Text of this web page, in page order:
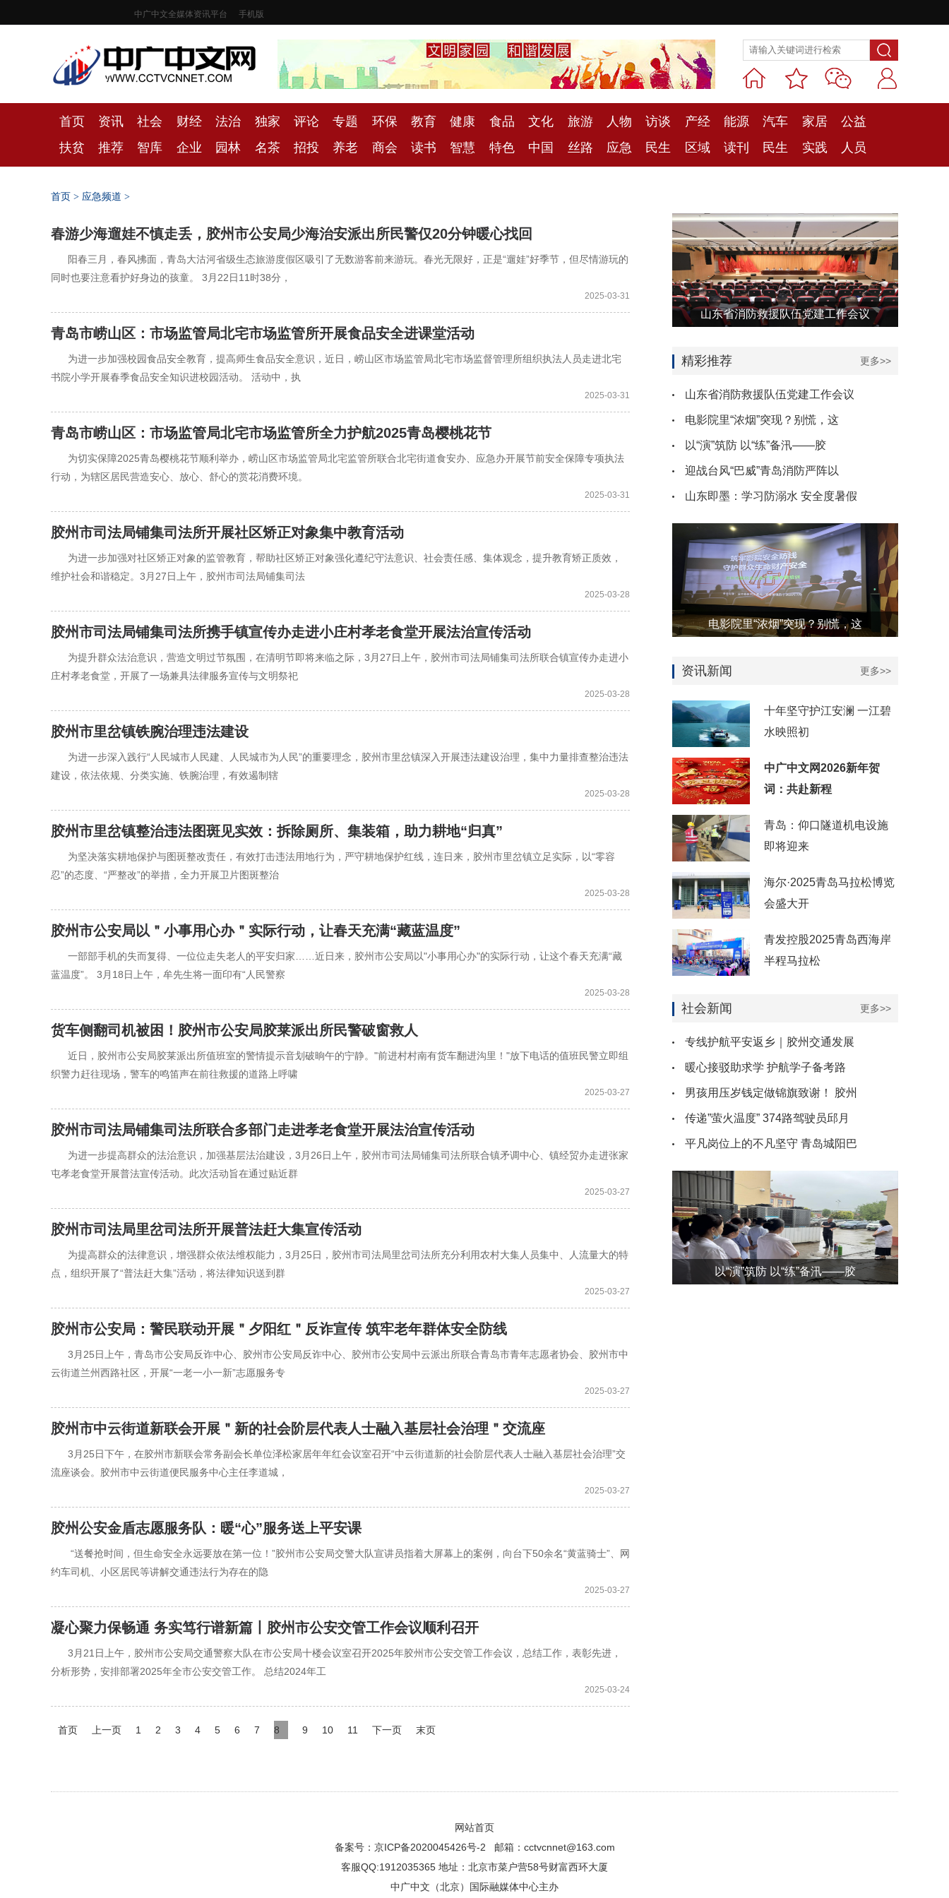
中广中文全媒体资讯平台 手机版
首页 资讯 社会 财经 法治 独家 评论 专题 环保 教育 健康 食品 文化 旅游 人物 访谈 产经 能源 汽车 家居
公益
扶贫
推荐 智库 企业 园林 名茶 招投 养老 商会 读书 智慧 特色 中国 丝路 应急 民生 区域 读刊 民生 实践 人员
首页 > 应急频道 >
春游少海遛娃不慎走丢，胶州市公安局少海治安派出所民警仅20分钟暖心找回
‍‍阳春三月，春风拂面，青岛大沽河省级生态旅游度假区吸引了无数游客前来游玩。春光无限好，正是“遛娃”好季节，但尽情游玩的
同时也要注意看护好身边的孩童。 3月22日11时38分，
2025-03-31
青岛市崂山区：市场监管局北宅市场监管所开展食品安全进课堂活动
‍‍为进一步加强校园食品安全教育，提高师生食品安全意识，近日，崂山区市场监管局北宅市场监督管理所组织执法人员走进北宅
书院小学开展春季食品安全知识进校园活动。 活动中，执
2025-03-31
青岛市崂山区：市场监管局北宅市场监管所全力护航2025青岛樱桃花节
‍‍为切实保障2025青岛樱桃花节顺利举办，崂山区市场监管局北宅监管所联合北宅街道食安办、应急办开展节前安全保障专项执法
行动，为辖区居民营造安心、放心、舒心的赏花消费环境。
2025-03-31
胶州市司法局铺集司法所开展社区矫正对象集中教育活动
‍‍为进一步加强对社区矫正对象的监管教育，帮助社区矫正对象强化遵纪守法意识、社会责任感、集体观念，提升教育矫正质效，
维护社会和谐稳定。3月27日上午，胶州市司法局铺集司法
2025-03-28
胶州市司法局铺集司法所携手镇宣传办走进小庄村孝老食堂开展法治宣传活动
‍‍为提升群众法治意识，营造文明过节氛围，在清明节即将来临之际，3月27日上午，胶州市司法局铺集司法所联合镇宣传办走进小
庄村孝老食堂，开展了一场兼具法律服务宣传与文明祭祀
2025-03-28
胶州市里岔镇铁腕治理违法建设
‍‍为进一步深入践行“人民城市人民建、人民城市为人民”的重要理念，胶州市里岔镇深入开展违法建设治理，集中力量排查整治违法
建设，依法依规、分类实施、铁腕治理，有效遏制辖
2025-03-28
胶州市里岔镇整治违法图斑见实效：拆除厕所、集装箱，助力耕地“归真”
‍‍为坚决落实耕地保护与图斑整改责任，有效打击违法用地行为，严守耕地保护红线，连日来，胶州市里岔镇立足实际，以“零容
忍”的态度、“严整改”的举措，全力开展卫片图斑整治
2025-03-28
胶州市公安局以＂小事用心办＂实际行动，让春天充满“藏蓝温度”
‍‍一部部手机的失而复得、一位位走失老人的平安归家……近日来，胶州市公安局以"小事用心办"的实际行动，让这个春天充满“藏
蓝温度”。 3月18日上午，牟先生将一面印有“人民警察
2025-03-28
货车侧翻司机被困！胶州市公安局胶莱派出所民警破窗救人
‍‍近日，胶州市公安局胶莱派出所值班室的警情提示音划破晌午的宁静。"前进村村南有货车翻进沟里！"放下电话的值班民警立即组
织警力赶往现场，警车的鸣笛声在前往救援的道路上呼啸
2025-03-27
胶州市司法局铺集司法所联合多部门走进孝老食堂开展法治宣传​活动
‍‍为进一步提高群众的法治意识，加强基层法治建设，3月26日上午，胶州市司法局铺集司法所联合镇矛调中心、镇经贸办走进张家
屯孝老食堂开展普法宣传活动。此次活动旨在通过贴近群
2025-03-27
胶州市司法局里岔司法所开展普法赶大集宣传活动
‍‍为提高群众的法律意识，增强群众依法维权能力，3月25日，胶州市司法局里岔司法所充分利用农村大集人员集中、人流量大的特
点，组织开展了“普法赶大集”活动，将法律知识送到群
2025-03-27
胶州市公安局：警民联动开展＂夕阳红＂反诈宣传 筑牢老年群体安全防线
‍‍3月25日上午，青岛市公安局反诈中心、胶州市公安局反诈中心、胶州市公安局中云派出所联合青岛市青年志愿者协会、胶州市中
云街道兰州西路社区，开展“一老一小一新”志愿服务专
2025-03-27
胶州市中云街道新联会开展＂新的社会阶层代表人士融入基层社会治理＂交流座
‍‍3月25日下午，在胶州市新联会常务副会长单位泽松家居年年红会议室召开“中云街道新的社会阶层代表人士融入基层社会治理”交
流座谈会。胶州市中云街道便民服务中心主任李道城，
2025-03-27
胶州公安金盾志愿服务队：暖“心”服务送上平安课
‍‍ “送餐抢时间，但生命安全永远要放在第一位！”胶州市公安局交警大队宣讲员指着大屏幕上的案例，向台下50余名“黄蓝骑士”、网
约车司机、小区居民等讲解交通违法行为存在的隐
2025-03-27
凝心聚力保畅通 务实笃行谱新篇丨胶州市公安交管工作会议顺利召开
‍‍3月21日上午，胶州市公安局交通警察大队在市公安局十楼会议室召开2025年胶州市公安交管工作会议，总结工作，表彰先进，
分析形势，安排部署2025年全市公安交管工作。 总结2024年工
2025-03-24
首页 上一页 1 2 3 4 5 6 7 8 9 10 11 下一页 末页
山东省消防救援队伍党建工作会议
精彩推荐 更多>>
山东省消防救援队伍党建工作会议
电影院里“浓烟”突现？别慌，这
以“演”筑防 以“练”备汛——胶
迎战台风“巴威”青岛消防严阵以
山东即墨：学习防溺水 安全度暑假
电影院里“浓烟”突现？别慌，这
资讯新闻 更多>>
十年坚守护江安澜 一江碧
水映照初
中广中文网2026新年贺
词：共赴新程
青岛：仰口隧道机电设施
即将迎来
海尔·2025青岛马拉松博览
会盛大开
青发控股2025青岛西海岸
半程马拉松
社会新闻 更多>>
专线护航平安返乡｜胶州交通发展
暖心接驳助求学 护航学子备考路
男孩用压岁钱定做锦旗致谢！ 胶州
传递”萤火温度” 374路驾驶员邱月
平凡岗位上的不凡坚守 青岛城阳巴
以“演”筑防 以“练”备汛——胶
网站首页
备案号： 京ICP备2020045426号-2 邮箱：cctvcnnet@163.com
客服QQ:1912035365 地址：北京市菜户营58号财富西环大厦
中广中文（北京）国际融媒体中心主办